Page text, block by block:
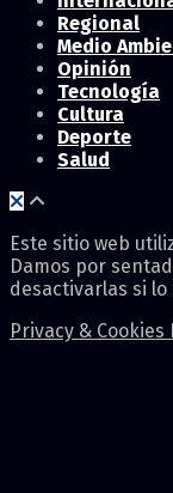
Regional
Medio
Opinión
Tecnología
Cultura
Deporte
Salud
Este sitio web
Damos por
desactivarlas si lo
Privacy & Cookies